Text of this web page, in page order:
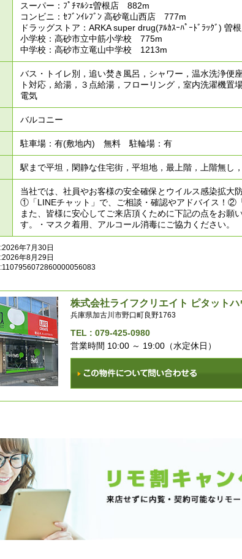
スーパー：ﾌﾟﾁﾏﾙｼｪ曽根店 882m
コンビニ：ｾﾌﾞﾝｲﾚﾌﾞﾝ 高砂竜山西店 777m
ドラッグストア：ARKA super drug(ｱﾙｶｽｰﾊﾟｰﾄﾞﾗｯｸﾞ) 曽
小学校：高砂市立中筋小学校 775m
中学校：高砂市立竜山中学校 1213m
バス・トイレ別，追い焚き風呂，シャワー，温水洗浄便
ト対応，給湯，３点給湯，フローリング，室内洗濯機置
電気
バルコニー
駐車場：有(敷地内) 無料 駐輪場：有
駅まで平坦，閑静な住宅街，平坦地，最上階，上階無し
当社では、社員やお客様の安全確保とウイルス感染拡大
①「LINEチャット」で、ご相談・確認やアドバイス！②
また、皆様に安心してご来店頂くために下記の点をお願
す。・マスク着用、アルコール消毒にご協力ください。
:2026年7月30日
:2026年8月29日
:1107956072860000056083
株式会社ライフクリエイト ピタット
兵庫県加古川市野口町良野1763
TEL : 079-425-0980
営業時間 10:00 ～ 19:00（水定休日）